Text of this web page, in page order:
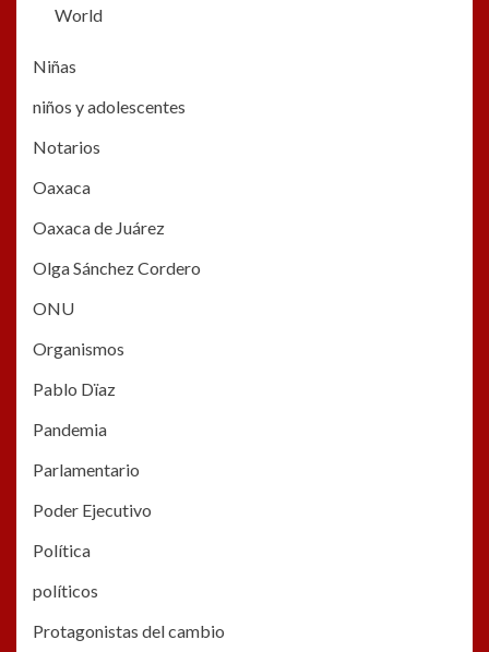
World
Niñas
niños y adolescentes
Notarios
Oaxaca
Oaxaca de Juárez
Olga Sánchez Cordero
ONU
Organismos
Pablo Dïaz
Pandemia
Parlamentario
Poder Ejecutivo
Política
políticos
Protagonistas del cambio